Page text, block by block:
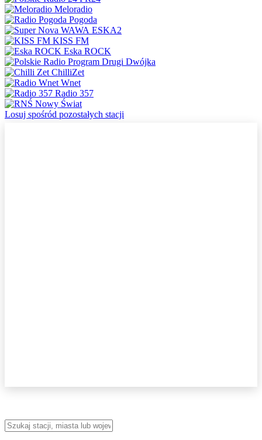
Meloradio
Pogoda
ESKA2
KISS FM
Eska ROCK
Dwójka
ChilliZet
Wnet
Radio 357
Nowy Świat
Losuj spośród pozostałych stacji